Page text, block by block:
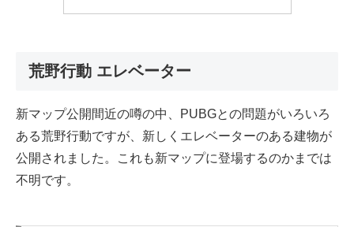
荒野行動 エレベーター
新マップ公開間近の噂の中、PUBGとの問題がいろいろ
ある荒野行動ですが、新しくエレベーターのある建物が
公開されました。これも新マップに登場するのかまでは
不明です。